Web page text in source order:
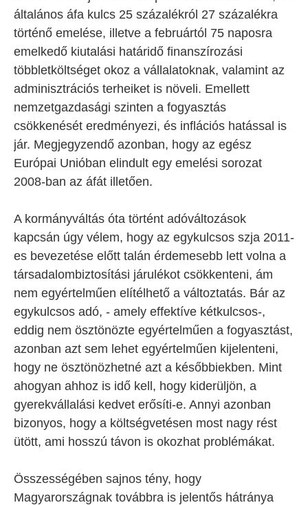
általános áfa kulcs 25 százalékról 27 százalékra
történő emelése, illetve a februártól 75 naposra
emelkedő kiutalási határidő finanszírozási
többletköltséget okoz a vállalatoknak, valamint az
adminisztrációs terheiket is növeli. Emellett
nemzetgazdasági szinten a fogyasztás
csökkenését eredményezi, és inflációs hatással is
jár. Megjegyzendő azonban, hogy az egész
Európai Unióban elindult egy emelési sorozat
2008-ban az áfát illetően.
A kormányváltás óta történt adóváltozások
kapcsán úgy vélem, hogy az egykulcsos szja 2011-
es bevezetése előtt talán érdemesebb lett volna a
társadalombiztosítási járulékot csökkenteni, ám
nem egyértelműen elítélhető a változtatás. Bár az
egykulcsos adó, - amely effektíve kétkulcsos-,
eddig nem ösztönözte egyértelműen a fogyasztást,
azonban azt sem lehet egyértelműen kijelenteni,
hogy ne ösztönözhetné azt a későbbiekben. Mint
ahogyan ahhoz is idő kell, hogy kiderüljön, a
gyerekvállalási kedvet erősíti-e. Annyi azonban
bizonyos, hogy a költségvetésen most nagy rést
ütött, ami hosszú távon is okozhat problémákat.
Összességében sajnos tény, hogy
Magyarországnak továbbra is jelentős hátránya